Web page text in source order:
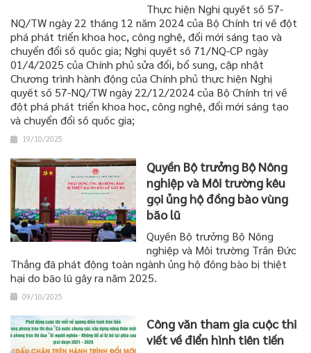
Thực hiện Nghị quyết số 57-
NQ/TW ngày 22 tháng 12 năm 2024 của Bộ Chính trị về đột
phá phát triển khoa học, công nghệ, đổi mới sáng tạo và
chuyển đổi số quốc gia; Nghị quyết số 71/NQ-CP ngày
01/4/2025 của Chính phủ sửa đổi, bổ sung, cập nhật
Chương trình hành động của Chính phủ thực hiện Nghị
quyết số 57-NQ/TW ngày 22/12/2024 của Bộ Chính trị về
đột phá phát triển khoa học, công nghệ, đổi mới sáng tạo
và chuyển đổi số quốc gia;
19/10/2025
Quyền Bộ trưởng Bộ Nông
nghiệp và Môi trường kêu
gọi ủng hộ đồng bào vùng
bão lũ
Quyền Bộ trưởng Bộ Nông
nghiệp và Môi trường Trần Đức
Thắng đã phát động toàn ngành ủng hộ đồng bào bị thiệt
hại do bão lũ gây ra năm 2025.
09/10/2025
Công văn tham gia cuộc thi
viết về điển hình tiên tiến